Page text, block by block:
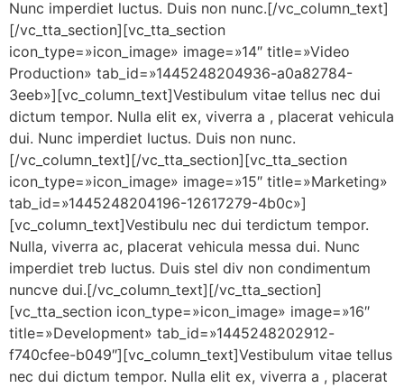
Nunc imperdiet luctus. Duis non nunc.[/vc_column_text]
[/vc_tta_section][vc_tta_section
icon_type=»icon_image» image=»14″ title=»Video
Production» tab_id=»1445248204936-a0a82784-
3eeb»][vc_column_text]Vestibulum vitae tellus nec dui
dictum tempor. Nulla elit ex, viverra a , placerat vehicula
dui. Nunc imperdiet luctus. Duis non nunc.
[/vc_column_text][/vc_tta_section][vc_tta_section
icon_type=»icon_image» image=»15″ title=»Marketing»
tab_id=»1445248204196-12617279-4b0c»]
[vc_column_text]Vestibulu nec dui terdictum tempor.
Nulla, viverra ac, placerat vehicula messa dui. Nunc
imperdiet treb luctus. Duis stel div non condimentum
nuncve dui.[/vc_column_text][/vc_tta_section]
[vc_tta_section icon_type=»icon_image» image=»16″
title=»Development» tab_id=»1445248202912-
f740cfee-b049″][vc_column_text]Vestibulum vitae tellus
nec dui dictum tempor. Nulla elit ex, viverra a , placerat